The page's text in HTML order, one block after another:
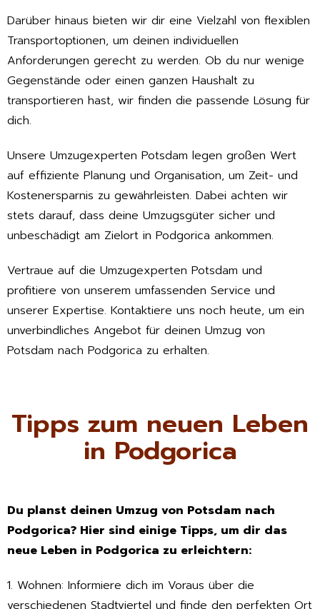
Darüber hinaus bieten wir dir eine Vielzahl von flexiblen
Transportoptionen, um deinen individuellen
Anforderungen gerecht zu werden. Ob du nur wenige
Gegenstände oder einen ganzen Haushalt zu
transportieren hast, wir finden die passende Lösung für
dich.
Unsere Umzugexperten Potsdam legen großen Wert
auf effiziente Planung und Organisation, um Zeit- und
Kostenersparnis zu gewährleisten. Dabei achten wir
stets darauf, dass deine Umzugsgüter sicher und
unbeschädigt am Zielort in Podgorica ankommen.
Vertraue auf die Umzugexperten Potsdam und
profitiere von unserem umfassenden Service und
unserer Expertise. Kontaktiere uns noch heute, um ein
unverbindliches Angebot für deinen Umzug von
Potsdam nach Podgorica zu erhalten.
Tipps zum neuen Leben
in Podgorica
Du planst deinen Umzug von Potsdam nach
Podgorica? Hier sind einige Tipps, um dir das
neue Leben in Podgorica zu erleichtern:
1. Wohnen: Informiere dich im Voraus über die
verschiedenen Stadtviertel und finde den perfekten Ort